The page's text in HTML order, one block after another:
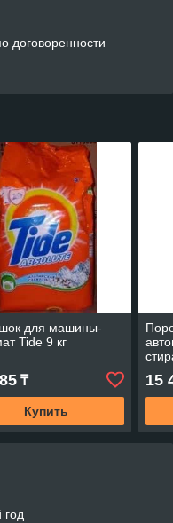
договоренности
для машины-
Tide 9 кг
₸
Купить
15
год